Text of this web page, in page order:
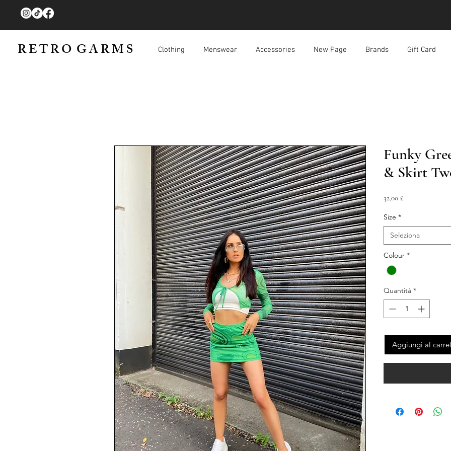
R E T R O G A R M S Clothing Menswear Accessories New Page Brands Gift Card
Funky
& Skirt
32,00 £Prezzo
Size *
Seleziona
Colour *
Quantità *
Aggiungi al